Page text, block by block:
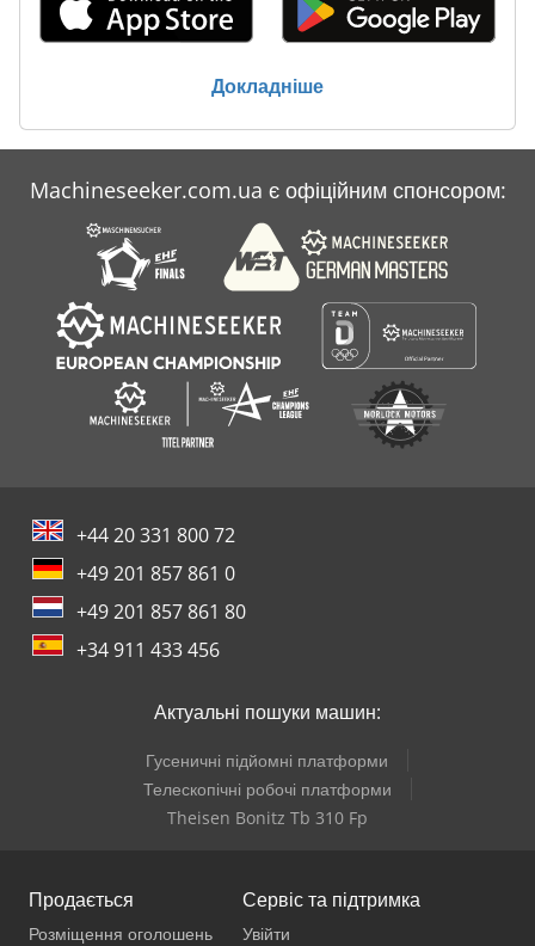
Докладніше
Machineseeker.com.ua є офіційним спонсором:
+44 20 331 800 72
+49 201 857 861 0
+49 201 857 861 80
+34 911 433 456
Актуальні пошуки машин:
Гусеничні підйомні платформи
Телескопічні робочі платформи
Theisen Bonitz Tb 310 Fp
Продається
Розміщення оголошень
Сервіс та підтримка
Увійти